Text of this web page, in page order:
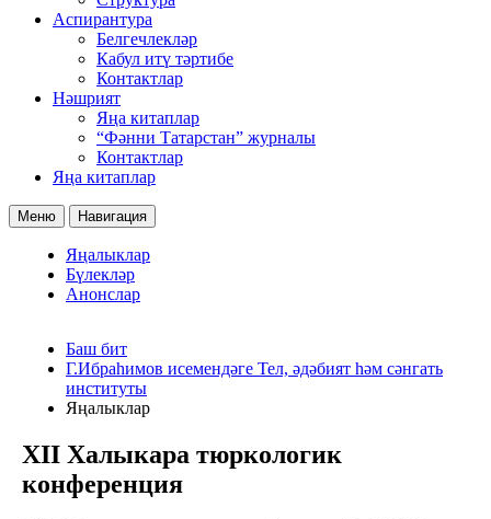
Аспирантура
Белгечлекләр
Кабул итү тәртибе
Контактлар
Нәшрият
Яңа китаплар
“Фәнни Татарстан” журналы
Контактлар
Яңа китаплар
Меню Навигация
Яңалыклар
Бүлекләр
Анонслар
Баш бит
Г.Ибраһимов исемендәге Тел, әдәбият һәм сәнгать
институты
Яңалыклар
XII Халыкара тюркологик
конференция